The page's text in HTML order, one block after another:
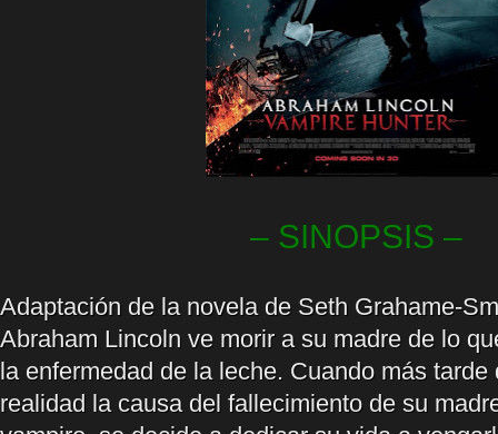
– SINOPSIS –
Adaptación de la novela de Seth Grahame-
Abraham Lincoln ve morir a su madre de lo
la enfermedad de la leche. Cuando más tarde
realidad la causa del fallecimiento de su